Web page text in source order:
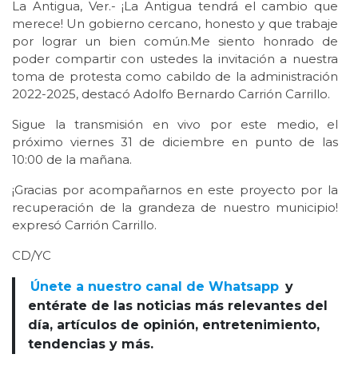
La Antigua, Ver.- ¡La Antigua tendrá el cambio que
merece! Un gobierno cercano, honesto y que trabaje
por lograr un bien común.Me siento honrado de
poder compartir con ustedes la invitación a nuestra
toma de protesta como cabildo de la administración
2022-2025, destacó Adolfo Bernardo Carrión Carrillo.
Sigue la transmisión en vivo por este medio, el
próximo viernes 31 de diciembre en punto de las
10:00 de la mañana.
¡Gracias por acompañarnos en este proyecto por la
recuperación de la grandeza de nuestro municipio!
expresó Carrión Carrillo.
CD/YC
Únete a nuestro canal de Whatsapp y
entérate de las noticias más relevantes del
día, artículos de opinión, entretenimiento,
tendencias y más.